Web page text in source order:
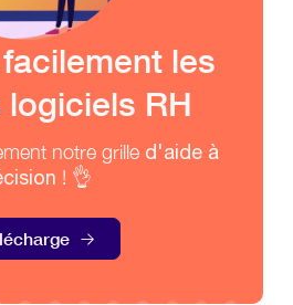
les
RH
notre grille d'aide à
! 👌